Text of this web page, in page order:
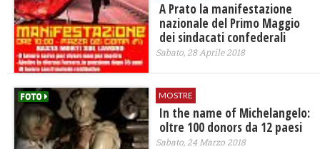
A Prato la manifestazione
nazionale del Primo Maggio
dei sindacati confederali
Sabato, 28 Aprile 2018
MOSTRE
In the name of Michelangelo:
oltre 100 donors da 12 paesi
Sabato, 24 Marzo 2018